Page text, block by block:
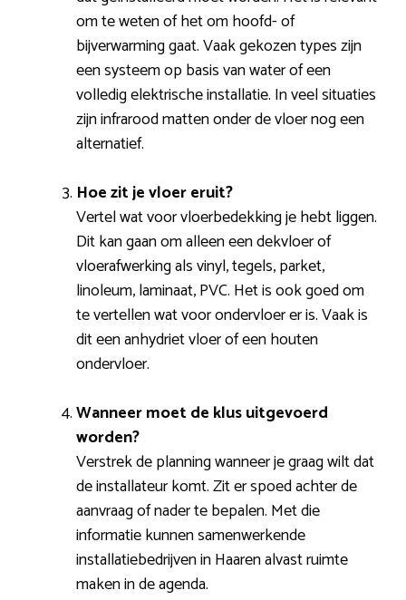
om te weten of het om hoofd- of
bijverwarming gaat. Vaak gekozen types zijn
een systeem op basis van water of een
volledig elektrische installatie. In veel situaties
zijn infrarood matten onder de vloer nog een
alternatief.
Hoe zit je vloer eruit?
Vertel wat voor vloerbedekking je hebt liggen.
Dit kan gaan om alleen een dekvloer of
vloerafwerking als vinyl, tegels, parket,
linoleum, laminaat, PVC. Het is ook goed om
te vertellen wat voor ondervloer er is. Vaak is
dit een anhydriet vloer of een houten
ondervloer.
Wanneer moet de klus uitgevoerd
worden?
Verstrek de planning wanneer je graag wilt dat
de installateur komt. Zit er spoed achter de
aanvraag of nader te bepalen. Met die
informatie kunnen samenwerkende
installatiebedrijven in Haaren alvast ruimte
maken in de agenda.